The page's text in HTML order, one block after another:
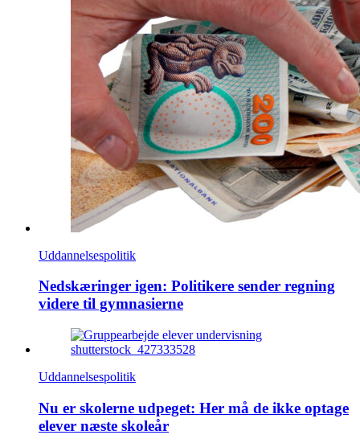
Uddannelsespolitik
Nedskæringer igen: Politikere sender regning
videre til gymnasierne
Uddannelsespolitik
Nu er skolerne udpeget: Her må de ikke optage
elever næste skoleår